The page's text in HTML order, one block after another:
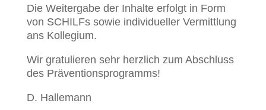
Die Weitergabe der Inhalte erfolgt in Form
von SCHILFs sowie individueller Vermittlung
ans Kollegium.
Wir gratulieren sehr herzlich zum Abschluss
des Präventionsprogramms!
D. Hallemann